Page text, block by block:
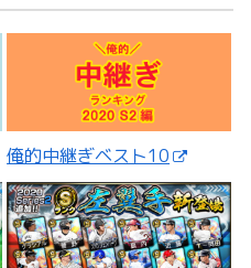
俺的中継ぎベスト10